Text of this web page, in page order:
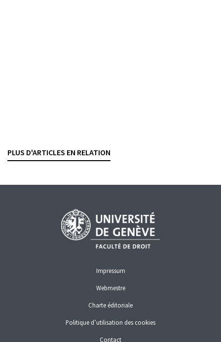
PLUS D'ARTICLES EN RELATION
Impressum
Webmestre
Charte éditoriale
Politique d’utilisation des cookies
Contact